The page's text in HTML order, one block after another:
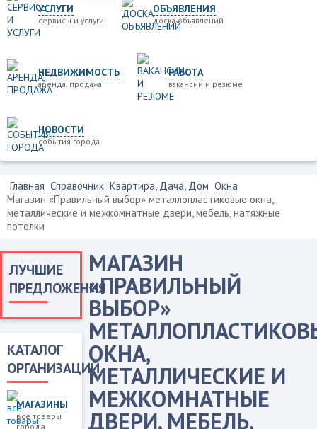
УСЛУГИ
сервисы и услуги
ОБЪЯВЛЕНИЯ
доска объявлений
НЕДВИЖИМОСТЬ
аренда, продажа
РАБОТА
вакансии и резюме
НОВОСТИ
события города
Главная Справочник Квартира, Дача, Дом Окна
Магазин «Правильный выбор» металлопластиковые окна,
металлические и межкомнатные двери, мебель, натяжные
потолки
ЛУЧШИЕ
ПРЕДЛОЖЕНИЯ
КАТАЛОГ
ОРГАНИЗАЦИЙ
МАГАЗИНЫ
все товары
города
МАГАЗИН
«ПРАВИЛЬНЫЙ
ВЫБОР»
ОКНА,
МЕТАЛЛИЧЕСКИЕ И
МЕЖКОМНАТНЫЕ
ДВЕРИ, МЕБЕЛЬ,